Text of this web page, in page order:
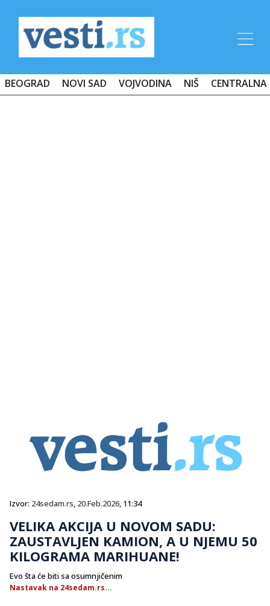
BEOGRAD NOVI SAD VOJVODINA NIŠ CENTRALNA
Izvor: 24sedam.rs, 20.Feb.2026, 11:34
VELIKA AKCIJA U NOVOM SADU:
ZAUSTAVLJEN KAMION, A U NJEMU 50
KILOGRAMA MARIHUANE!
Evo šta će biti sa osumnjičenim
Nastavak na 24sedam.rs...